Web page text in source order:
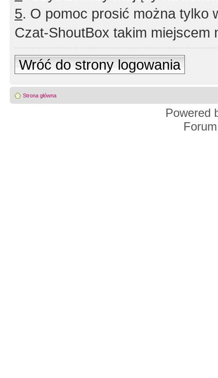
5. O pomoc prosić można tylko
Czat-ShoutBox takim miejscem
Wróć do strony logowania
Strona główna
Powered